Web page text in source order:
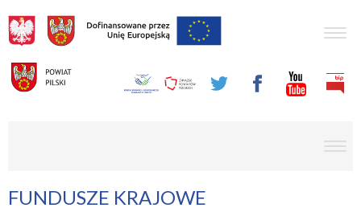
FUNDUSZE KRAJOWE